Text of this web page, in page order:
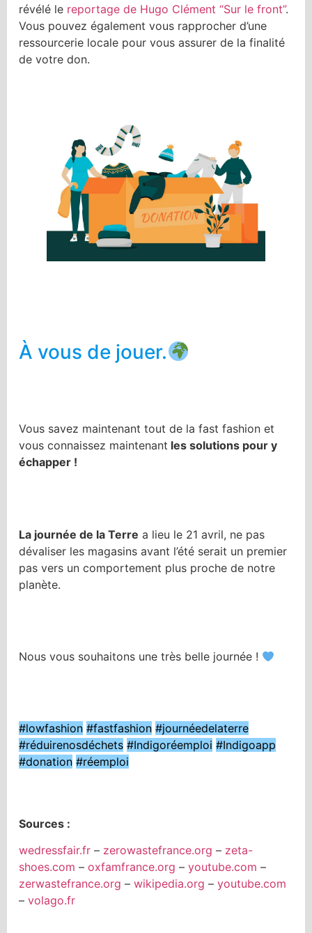
révélé le reportage de Hugo Clément “Sur le front”.
Vous pouvez également vous rapprocher d’une
ressourcerie locale pour vous assurer de la finalité
de votre don.
À vous de jouer.
Vous savez maintenant tout de la fast fashion et
vous connaissez maintenant les solutions pour y
échapper !
La journée de la Terre a lieu le 21 avril, ne pas
dévaliser les magasins avant l’été serait un premier
pas vers un comportement plus proche de notre
planète.
Nous vous souhaitons une très belle journée !
#lowfashion #fastfashion #journéedelaterre
#réduirenosdéchets #Indigoréemploi #Indigoapp
#donation #réemploi
Sources :
wedressfair.fr – zerowastefrance.org – zeta-
shoes.com – oxfamfrance.org – youtube.com –
zerwastefrance.org – wikipedia.org – youtube.com
– volago.fr